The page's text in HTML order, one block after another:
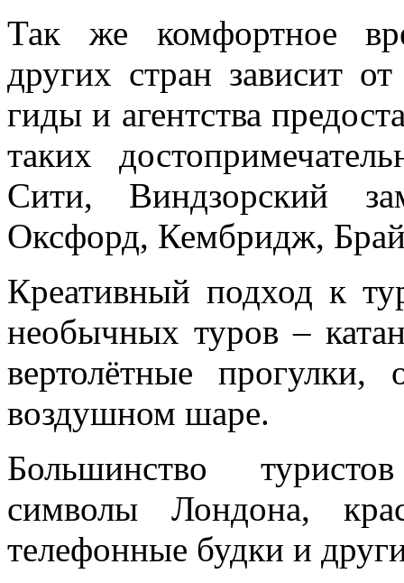
Так же комфортное
других стран зависит
гиды и агентства
таких
Сити, Виндзорский
Оксфорд, Кембридж,
Креативный подход к
необычных туров –
вертолётные
воздушном шаре.
Большинство
символы Лондона,
телефонные будки и